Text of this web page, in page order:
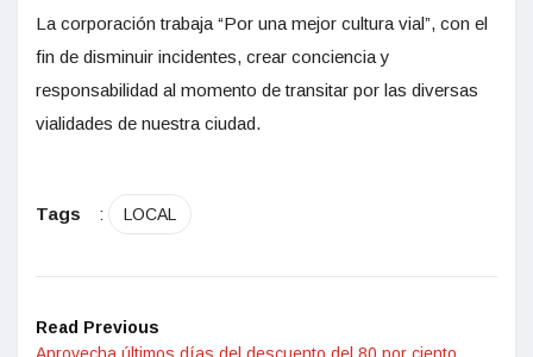
La corporación trabaja “Por una mejor cultura vial”, con el
fin de disminuir incidentes, crear conciencia y
responsabilidad al momento de transitar por las diversas
vialidades de nuestra ciudad.
Tags : LOCAL
Read Previous